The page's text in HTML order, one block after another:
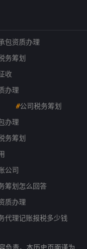
包资质办理
务筹划
收
办理
#公司税务筹划
办理
务筹划
公司
筹划怎么回答
质办理
代理记账报税多少钱
负责。本历史页面谨为